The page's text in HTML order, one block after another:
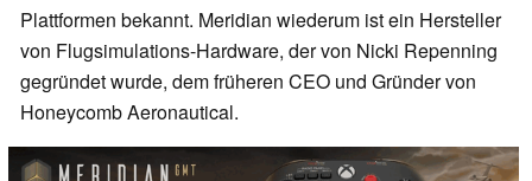
Plattformen bekannt. Meridian wiederum ist ein Hersteller
von Flugsimulations-Hardware, der von Nicki Repenning
gegründet wurde, dem früheren CEO und Gründer von
Honeycomb Aeronautical.